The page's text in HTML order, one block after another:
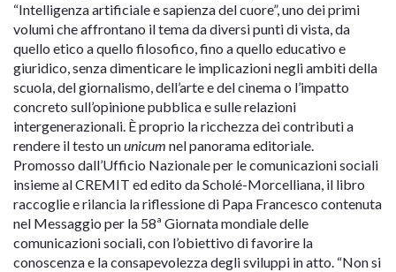
“Intelligenza artificiale e sapienza del cuore”, uno dei primi
volumi che affrontano il tema da diversi punti di vista, da
quello etico a quello filosofico, fino a quello educativo e
giuridico, senza dimenticare le implicazioni negli ambiti della
scuola, del giornalismo, dell’arte e del cinema o l’impatto
concreto sull’opinione pubblica e sulle relazioni
intergenerazionali. È proprio la ricchezza dei contributi a
rendere il testo ununicum nel panorama editoriale.
Promosso dall’Ufficio Nazionale per le comunicazioni sociali
insieme al CREMIT ed edito da Scholé-Morcelliana, il libro
raccoglie e rilancia la riflessione di Papa Francesco contenuta
nel Messaggio per la 58ª Giornata mondiale delle
comunicazioni sociali, con l’obiettivo di favorire la
conoscenza e la consapevolezza degli sviluppi in atto. “Non si